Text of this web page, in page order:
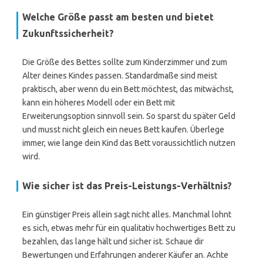
Welche Größe passt am besten und bietet
Zukunftssicherheit?
Die Größe des Bettes sollte zum Kinderzimmer und zum
Alter deines Kindes passen. Standardmaße sind meist
praktisch, aber wenn du ein Bett möchtest, das mitwächst,
kann ein höheres Modell oder ein Bett mit
Erweiterungsoption sinnvoll sein. So sparst du später Geld
und musst nicht gleich ein neues Bett kaufen. Überlege
immer, wie lange dein Kind das Bett voraussichtlich nutzen
wird.
Wie sicher ist das Preis-Leistungs-Verhältnis?
Ein günstiger Preis allein sagt nicht alles. Manchmal lohnt
es sich, etwas mehr für ein qualitativ hochwertiges Bett zu
bezahlen, das lange hält und sicher ist. Schaue dir
Bewertungen und Erfahrungen anderer Käufer an. Achte